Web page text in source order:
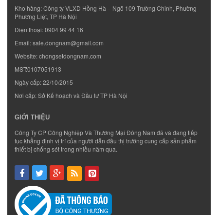
Kho hàng: Công ty VLXD Hồng Hà – Ngõ 109 Trường Chinh, Phường
Phương Liệt, TP Hà Nội
Điện thoại:0904 99 44 16
Email:sale.dongnam@gmail.com
Website:chongsetdongnam.com
MST:0107051913
Ngày cấp: 22/10/2015
Nơi cấp: Sở Kế hoạch và Đầu tư TP Hà Nội
GIỚI THIỆU
Công Ty CP Công Nghiệp Và Thương Mại Đông Nam đã và đang tiếp
tục khẳng định vị trí của người dẫn đầu thị trường cung cấp sản phẩm
thiết bị chống sét trong nhiều năm qua.